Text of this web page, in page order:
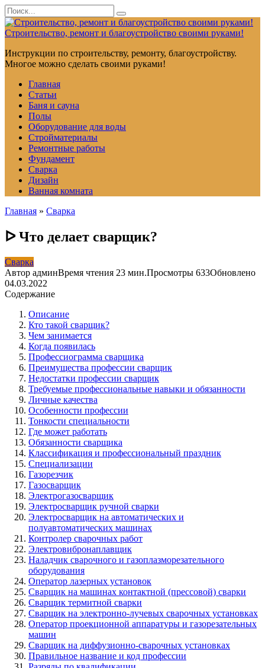
Перейти
к
контенту
Search
for:
Строительство, ремонт и благоустройство своими руками!
Инструкции по строительству, ремонту, благоустройству.
Многое можно сделать своими руками!
Главная
Статьи
Баня и сауна
Полы
Оборудование для воды
Стройматериалы
Ремонтные работы
Фундамент
Сварка
Дизайн
Ванная комната
Главная » Сварка
ᐅ Что делает сварщик?
Сварка
Автор админВремя чтения 23 мин.Просмотры 633Обновлено
04.03.2022
Содержание
Описание
Кто такой сварщик?
Чем занимается
Когда появилась
Профессиограмма сварщика
Преимущества профессии сварщик
Недостатки профессии сварщик
Требуемые профессиональные навыки и обязанности
Личные качества
Особенности профессии
Тонкости специальности
Где может работать
Обязанности сварщика
Классификация и профессиональный праздник
Специализации
Газорезчик
Газосварщик
Электрогазосварщик
Электросварщик ручной сварки
Электросварщик на автоматических и
полуавтоматических машинах
Контролер сварочных работ
Электровибронаплавщик
Наладчик сварочного и газоплазморезательного
оборудования
Оператор лазерных установок
Сварщик на машинах контактной (прессовой) сварки
Сварщик термитной сварки
Сварщик на электронно-лучевых сварочных установках
Оператор проекционной аппаратуры и газорезательных
машин
Сварщик на диффузионно-сварочных установках
Правильное название и код профессии